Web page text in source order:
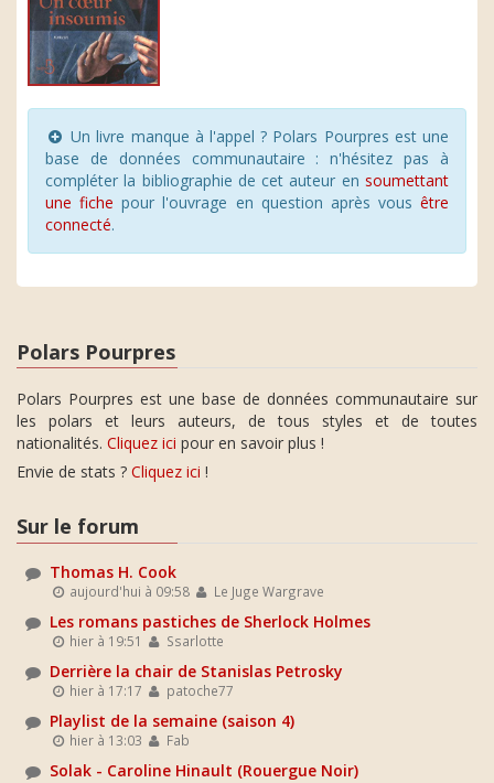
Un livre manque à l'appel ? Polars Pourpres est une
base de données communautaire : n'hésitez pas à
compléter la bibliographie de cet auteur en soumettant
une fiche pour l'ouvrage en question après vous être
connecté.
Polars Pourpres
Polars Pourpres est une base de données communautaire sur
les polars et leurs auteurs, de tous styles et de toutes
nationalités. Cliquez ici pour en savoir plus !
Envie de stats ? Cliquez ici !
Sur le forum
Thomas H. Cook
aujourd'hui à 09:58 Le Juge Wargrave
Les romans pastiches de Sherlock Holmes
hier à 19:51 Ssarlotte
Derrière la chair de Stanislas Petrosky
hier à 17:17 patoche77
Playlist de la semaine (saison 4)
hier à 13:03 Fab
Solak - Caroline Hinault (Rouergue Noir)